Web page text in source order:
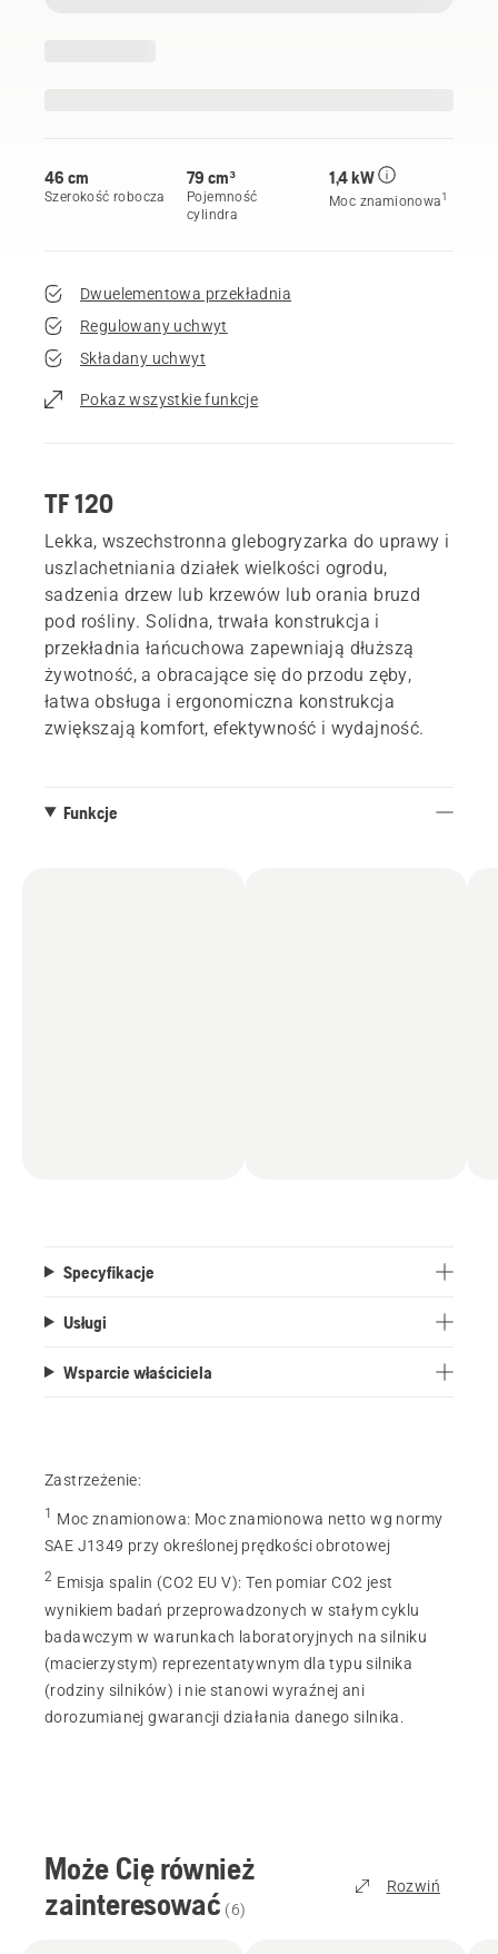
46 cm
Szerokość robocza
79 cm³
Pojemność
cylindra
1,4 kW
Moc znamionowa1
Dwuelementowa przekładnia
Regulowany uchwyt
Składany uchwyt
Pokaz wszystkie funkcje
TF 120
Lekka, wszechstronna glebogryzarka do uprawy i
uszlachetniania działek wielkości ogrodu,
sadzenia drzew lub krzewów lub orania bruzd
pod rośliny. Solidna, trwała konstrukcja i
przekładnia łańcuchowa zapewniają dłuższą
żywotność, a obracające się do przodu zęby,
łatwa obsługa i ergonomiczna konstrukcja
zwiększają komfort, efektywność i wydajność.
Funkcje
Specyfikacje
Usługi
Wsparcie właściciela
Zastrzeżenie:
1 Moc znamionowa: Moc znamionowa netto wg normy
SAE J1349 przy określonej prędkości obrotowej
2 Emisja spalin (CO2 EU V): Ten pomiar CO2 jest
wynikiem badań przeprowadzonych w stałym cyklu
badawczym w warunkach laboratoryjnych na silniku
(macierzystym) reprezentatywnym dla typu silnika
(rodziny silników) i nie stanowi wyraźnej ani
dorozumianej gwarancji działania danego silnika.
Może Cię również
zainteresować (6)
Rozwiń